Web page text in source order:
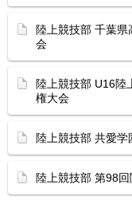
陸上競技部 千葉
会
陸上競技部 U16陸
権大会
陸上競技部 共愛学
陸上競技部 第98